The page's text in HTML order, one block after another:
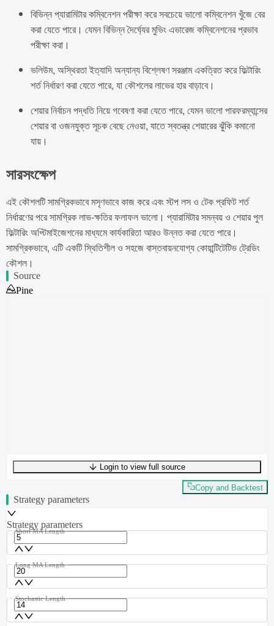
বিভিন্ন প্যারামিটার কম্বিনেশন পরীক্ষা করে সবচেয়ে ভালো কম্বিনেশন খুঁজে বের
করা যেতে পারে। যেমন বিভিন্ন দৈর্ঘ্যের মুভিং এভারেজ কম্বিনেশনের প্রভাব
পরীক্ষা করা।
ভলিউম, অস্থিরতা ইত্যাদি অন্যান্য বিশ্লেষণ সরঞ্জাম একত্রিত করে ফিল্টারিং
শর্ত নির্ধারণ করা যেতে পারে, যা কৌশলের লাভের হার বাড়াবে।
শেয়ার নির্বাচন পদ্ধতি নিয়ে গবেষণা করা যেতে পারে, যেমন ভালো পারফরম্যান্সের
শেয়ার বা ওজনযুক্ত সূচক বেছে নেওয়া, যাতে স্বতন্ত্র শেয়ারের ঝুঁকি কমানো
যায়।
সারসংক্ষেপ
এই কৌশলটি সামগ্রিকভাবে মসৃণভাবে কাজ করে এবং স্টপ লস ও টেক প্রফিট শর্ত
নির্ধারণের পরে সামগ্রিক লাভ-ক্ষতির ফলাফল ভালো। প্যারামিটার সমন্বয় ও শেয়ার পুল
ফিল্টারিং অপ্টিমাইজেশনের মাধ্যমে কার্যকারিতা আরও উন্নত করা যেতে পারে।
সামগ্রিকভাবে, এটি একটি স্থিতিশীল ও সহজে বাস্তবায়নযোগ্য কোয়ান্টিটেটিভ ট্রেডিং
কৌশল।
Source
Pine
UTF-8264 bytes38 words0 linesLn 1,Col 0
Login to view full source
Copy and Backtest
Strategy parameters
Strategy parameters
Short MA Length
Long MA Length
Stochastic Length